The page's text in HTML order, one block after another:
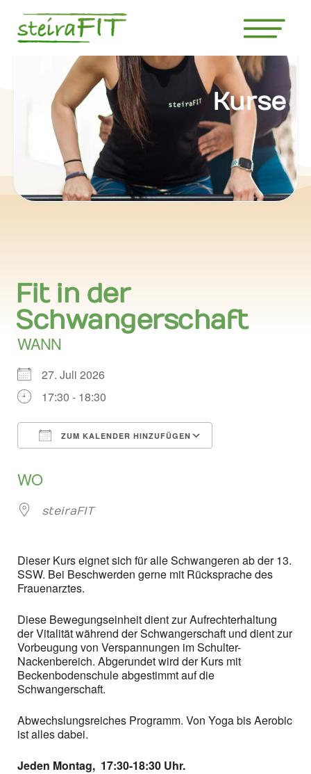
Kurse
Fit in der
Schwangerschaft
WANN
27. Juli 2026
17:30 - 18:30
ZUM KALENDER HINZUFÜGEN
WO
steiraFIT
Dieser Kurs eignet sich für alle Schwangeren ab der 13.
SSW. Bei Beschwerden gerne mit Rücksprache des
Frauenarztes.
Diese Bewegungseinheit dient zur Aufrechterhaltung
der Vitalität während der Schwangerschaft und dient zur
Vorbeugung von Verspannungen im Schulter-
Nackenbereich. Abgerundet wird der Kurs mit
Beckenbodenschule abgestimmt auf die
Schwangerschaft.
Abwechslungsreiches Programm. Von Yoga bis Aerobic
ist alles dabei.
Jeden Montag, 17:30-18:30 Uhr.